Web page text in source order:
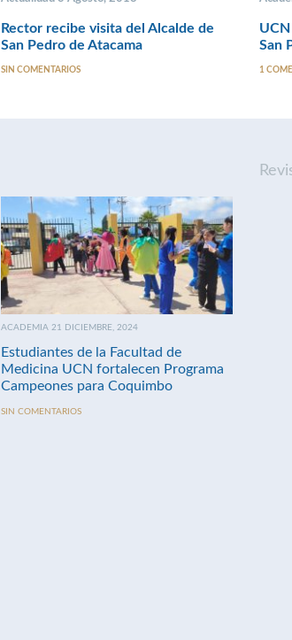
Rector recibe visita del Alcalde de
San Pedro de Atacama
SIN COMENTARIOS
San
1
ACADEMIA 21 DICIEMBRE, 2024
Estudiantes de la Facultad de
Medicina UCN fortalecen Programa
Campeones para Coquimbo
SIN COMENTARIOS